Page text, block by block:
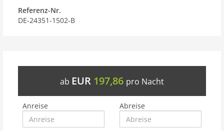
Referenz-Nr.
DE-24351-1502-B
ab EUR 197,86 pro Nacht
Anreise Abreise